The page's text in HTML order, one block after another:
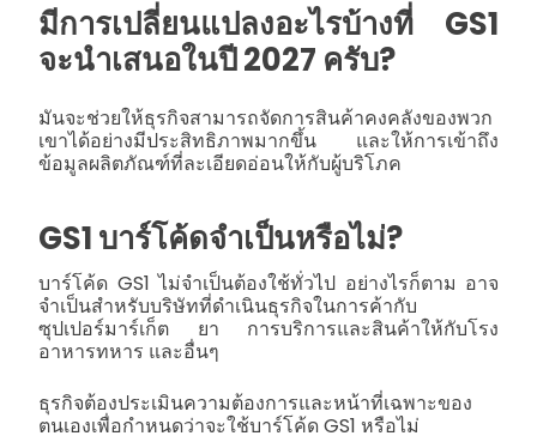
มีการเปลี่ยนแปลงอะไรบ้างที่ GS1
จะนำเสนอในปี 2027 ครับ?
มันจะช่วยให้ธุรกิจสามารถจัดการสินค้าคงคลังของพวก
เขาได้อย่างมีประสิทธิภาพมากขึ้น และให้การเข้าถึง
ข้อมูลผลิตภัณฑ์ที่ละเอียดอ่อนให้กับผู้บริโภค
GS1 บาร์โค้ดจำเป็นหรือไม่?
บาร์โค้ด GS1 ไม่จำเป็นต้องใช้ทั่วไป อย่างไรก็ตาม อาจ
จำเป็นสำหรับบริษัทที่ดำเนินธุรกิจในการค้ากับ
ซุปเปอร์มาร์เก็ต ยา การบริการและสินค้าให้กับโรง
อาหารทหาร และอื่นๆ
ธุรกิจต้องประเมินความต้องการและหน้าที่เฉพาะของ
ตนเองเพื่อกำหนดว่าจะใช้บาร์โค้ด GS1 หรือไม่